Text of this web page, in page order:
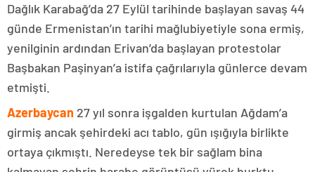
Dağlık Karabağ’da 27 Eylül tarihinde başlayan savaş 44
günde Ermenistan’ın tarihi mağlubiyetiyle sona ermiş,
yenilginin ardından Erivan’da başlayan protestolar
Başbakan Paşinyan’a istifa çağrılarıyla günlerce devam
etmişti.
Azerbaycan 27 yıl sonra işgalden kurtulan Ağdam’a
girmiş ancak şehirdeki acı tablo, gün ışığıyla birlikte
ortaya çıkmıştı. Neredeyse tek bir sağlam bina